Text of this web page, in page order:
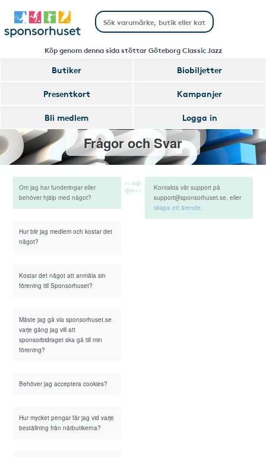
Köp genom denna sida stöttar Göteborg Classic Jazz
Butiker
Biobiljetter
Presentkort
Kampanjer
Bli medlem
Logga in
Frågor och Svar
Om jag har funderingar eller
behöver hjälp med något?
Hur blir jag medlem och kostar det
något?
Kostar det något att anmäla sin
förening till Sponsorhuset?
Måste jag gå via sponsorhuset.se
varje gång jag vill att
sponsorbidraget ska gå till min
förening?
Behöver jag acceptera cookies?
Hur mycket pengar får jag vid varje
beställning från nätbutikerna?
Kontakta vår support på
support@sponsorhuset.se, eller
skapa ett ärende.